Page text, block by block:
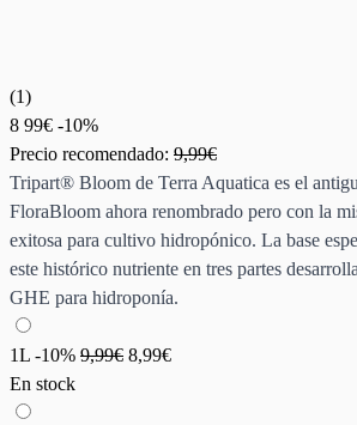
(1)
8 99€ -10%
Precio recomendado: 9,99€
Tripart® Bloom de Terra Aquatica es el
FloraBloom ahora renombrado pero con la
exitosa para cultivo hidropónico. La base
este histórico nutriente en tres partes
GHE para hidroponía.
1L -10% 9,99€ 8,99€
En stock